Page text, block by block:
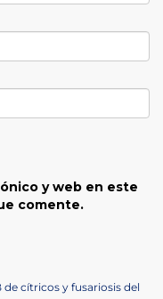
y web en este
comente.
cítricos y fusariosis del